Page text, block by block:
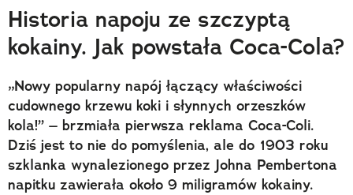
Trendbook Podróżniczy
Polecane
Historia napoju ze szczyptą
kokainy. Jak powstała Coca-Cola?
„Nowy popularny napój łączący właściwości
cudownego krzewu koki i słynnych orzeszków
kola!” – brzmiała pierwsza reklama Coca-Coli.
Dziś jest to nie do pomyślenia, ale do 1903 roku
szklanka wynalezionego przez Johna Pembertona
napitku zawierała około 9 miligramów kokainy.